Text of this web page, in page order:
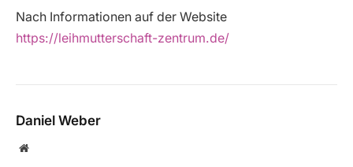
Nach Informationen auf der Website
https://leihmutterschaft-zentrum.de/
Daniel Weber
Website